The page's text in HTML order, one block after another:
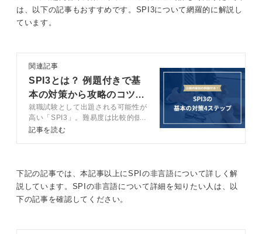
は、以下の記事もおすすめです。SPI3について網羅的に解説し
ています。
関連記事
SPI3とは？ 例題付きで基
本の対策から攻略のコツま
で完全網羅
就職試験として出題される可能性が
高い「SPI3」。難易度は比較的低
いですが、油断は禁物です。この記
記事を読む
下記の記事では、本記事以上にSPIの非言語について詳しく解
説しています。SPIの非言語について詳細を知りたい人は、以
下の記事を確認してください。